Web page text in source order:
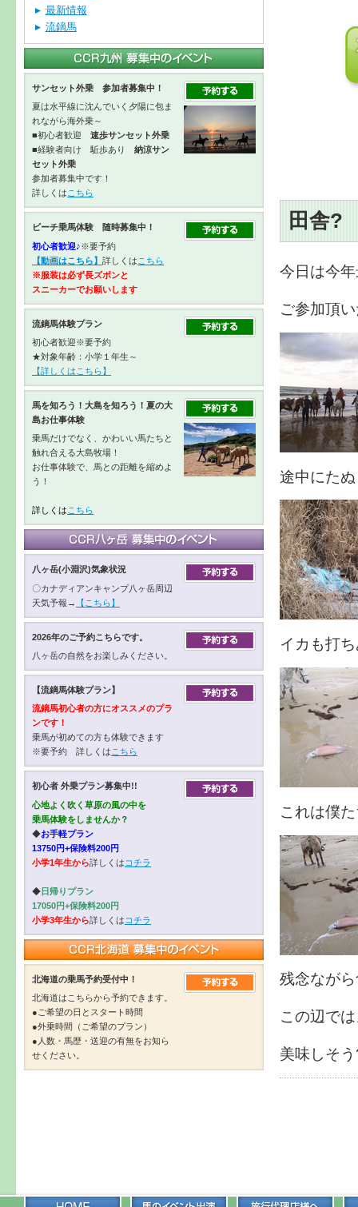
田舎?
今日は今
ご参加頂
途中にた
イカも打
これは僕
残念なが
この辺で
美味しそ
最新情報
流鏑馬
サンセット外乗 参加者募集中！
夏は水平線に沈んでいく夕陽に包ま
れながら海外乗～
■初心者歓迎 速歩サンセット外乗
■経験者向け 駈歩あり 納涼サン
セット外乗
参加者募集中です！
詳しくは こちら
ビーチ乗馬体験 随時募集中！
初心者歓迎♪※要予約
【動画はこちら】 詳しくは こちら
※服装は必ず長ズボンと
スニーカーでお願いします
流鏑馬体験プラン
初心者歓迎※要予約
★対象年齢：小学１年生～
【詳しくはこちら】
馬を知ろう！大島を知ろう！夏の大
島お仕事体験
乗馬だけでなく、かわいい馬たちと
触れ合える大島牧場！
お仕事体験で、馬との距離を縮めよ
う！
詳しくは こちら
八ヶ岳(小淵沢)気象状況
〇カナディアンキャンプ八ヶ岳周辺
天気予報→
【こちら】
2026年のご予約こちらです。
八ヶ岳の自然をお楽しみください。
【流鏑馬体験プラン】
流鏑馬初心者の方にオススメのプラ
ンです！
乗馬が初めての方も体験できます
※要予約 詳しくは こちら
初心者 外乗プラン募集中!!
心地よく吹く草原の風の中を
乗馬体験をしませんか？
◆お手軽プラン
13750円+保険料200円
小学1年生から詳しくは コチラ
◆日帰りプラン
17050円+保険料200円
小学3年生から詳しくは コチラ
北海道の乗馬予約受付中！
北海道はこちらから予約できます。
●ご希望の日とスタート時間
●外乗時間（ご希望のプラン）
●人数・馬歴・送迎の有無をお知ら
せください。